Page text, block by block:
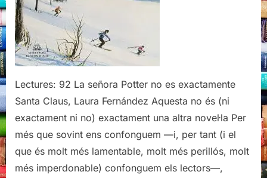
Lectures: 92 La señora Potter no es exactamente
Santa Claus, Laura Fernández Aquesta no és (ni
exactament ni no) exactament una altra novel·la Per
més que sovint ens confonguem —i, per tant (i el
que és molt més lamentable, molt més perillós, molt
més imperdonable) confonguem els lectors—,